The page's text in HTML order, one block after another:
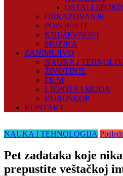
OSTALI
OBRAZOVANJE
POZORIŠTE
KNJIŽEVNOST
MUZIKA
ZANIMLJIVO
NAUKA I
ŽIVOTINJE
FILM
LJEPOTA I MODA
HOROSKOP
KONTAKT
NAUKA I TEHNOLOGIJA
Pet zadataka koje
prepustite veštačkoj